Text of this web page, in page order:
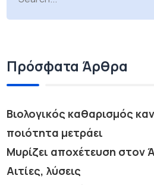
Πρόσφατα Άρθρα
Βιολογικός καθαρισμός
ποιότητα μετράει
Μυρίζει αποχέτευση στον
Αιτίες, λύσεις